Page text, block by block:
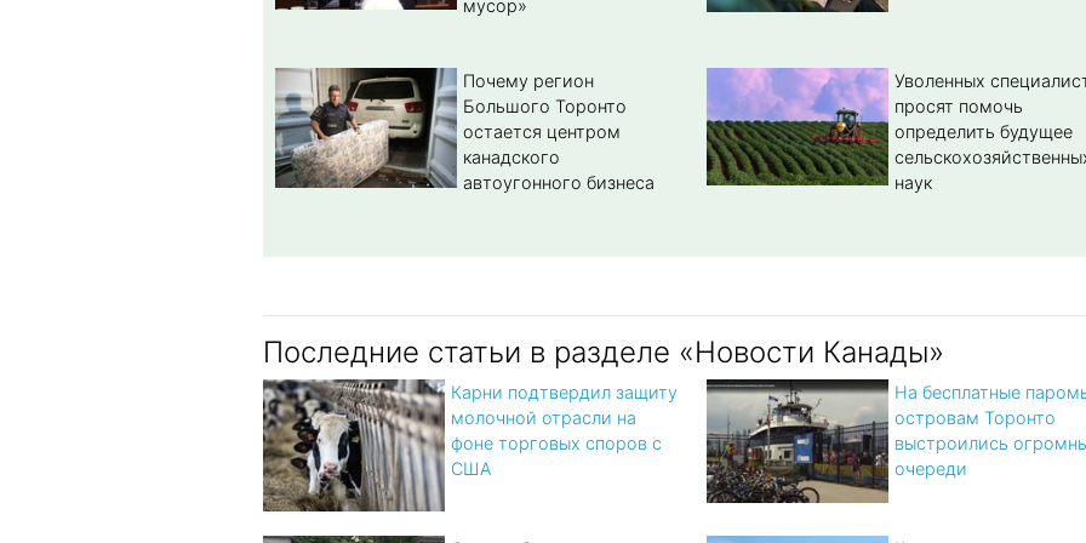
мусор»
Почему регион
Большого Торонто
остается центром
канадского
автоугонного бизнеса
Уволенных
просят помочь
определить будущее
наук
Последние статьи в разделе «Новости Канады»
Карни подтвердил защиту
молочной отрасли на
фоне торговых споров с
США
На бесплатные
островам Торонто
выстроились
очереди